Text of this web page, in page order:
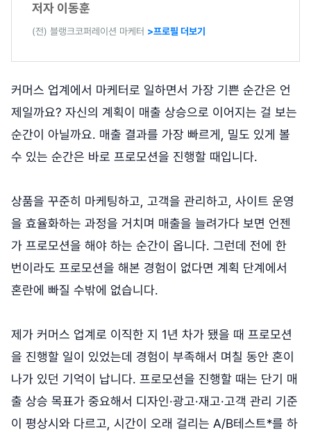
저자 이동훈
(전) 블랭크코퍼레이션 마케터 >프로필 더보기
커머스 업계에서 마케터로 일하면서 가장 기쁜 순간은 언
제일까요? 자신의 계획이 매출 상승으로 이어지는 걸 보는
순간이 아닐까요. 매출 결과를 가장 빠르게, 밀도 있게 볼
수 있는 순간은 바로 프로모션을 진행할 때입니다.
상품을 꾸준히 마케팅하고, 고객을 관리하고, 사이트 운영
을 효율화하는 과정을 거치며 매출을 늘려가다 보면 언젠
가 프로모션을 해야 하는 순간이 옵니다. 그런데 전에 한
번이라도 프로모션을 해본 경험이 없다면 계획 단계에서
혼란에 빠질 수밖에 없습니다.
제가 커머스 업계로 이직한 지 1년 차가 됐을 때 프로모션
을 진행할 일이 있었는데 경험이 부족해서 며칠 동안 혼이
나가 있던 기억이 납니다. 프로모션을 진행할 때는 단기 매
출 상승 목표가 중요해서 디자인·광고·재고·고객 관리 기준
이 평상시와 다르고, 시간이 오래 걸리는 A/B테스트*를 하